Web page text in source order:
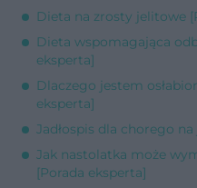
Dieta na zrosty jelitowe
Dieta wspomagająca
eksperta]
Dlaczego jestem
eksperta]
Jadłospis dla chorego
Jak nastolatka może
[Porada eksperta]